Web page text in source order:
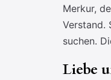
Merkur,
Verstand.
suchen.
Liebe